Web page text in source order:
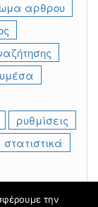
αρθρου
ρυθμίσεις
στατιστικά
την